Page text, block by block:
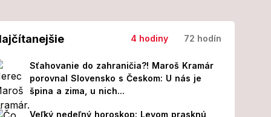
4 hodiny 72 hodín
Sťahovanie do zahraničia?! Maroš Kramár
porovnal Slovensko s Českom: U nás je
špina a zima, u nich...
Veľký nedeľný horoskop: Levom prasknú